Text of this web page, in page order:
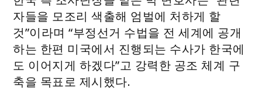
자들을 모조리 색출해 엄벌에 처하게 할
것”이라며 “부정선거 수법을 전 세계에 공개
하는 한편 미국에서 진행되는 수사가 한국에
도 이어지게 하겠다”고 강력한 공조 체계 구
축을 목표로 제시했다.